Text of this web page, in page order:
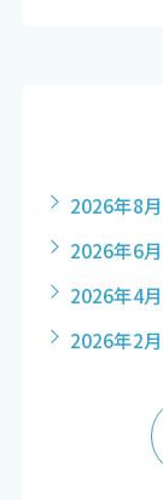
2026年8月
2026年6月
2026年4月
2026年2月